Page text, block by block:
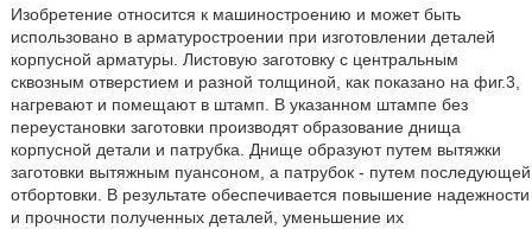
Изобретение относится к машиностроению и может быть
использовано в арматуростроении при изготовлении деталей
корпусной арматуры. Листовую заготовку с центральным
сквозным отверстием и разной толщиной, как показано на фиг.3,
нагревают и помещают в штамп. В указанном штампе без
переустановки заготовки производят образование днища
корпусной детали и патрубка. Днище образуют путем вытяжки
заготовки вытяжным пуансоном, а патрубок - путем последующей
отбортовки. В результате обеспечивается повышение надежности
и прочности полученных деталей, уменьшение их